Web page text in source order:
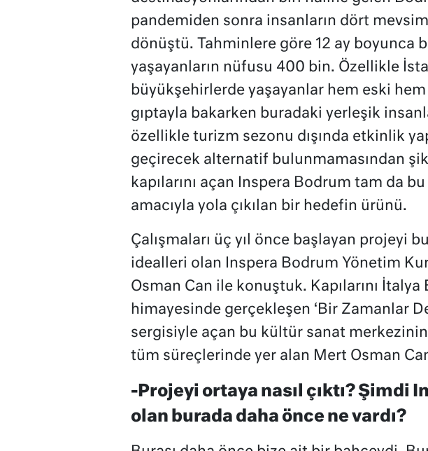
pandemiden sonra insanların dört mevsim
dönüştü. Tahminlere göre 12 ay boyunca
yaşayanların nüfusu 400 bin. Özellikle
büyükşehirlerde yaşayanlar hem eski
gıptayla bakarken buradaki yerleşik
özellikle turizm sezonu dışında etkinlik
geçirecek alternatif bulunmamasından
kapılarını açan Inspera Bodrum tam da
amacıyla yola çıkılan bir hedefin ürünü.
Çalışmaları üç yıl önce başlayan projeyi
idealleri olan Inspera Bodrum Yönetim
Osman Can ile konuştuk. Kapılarını
himayesinde gerçekleşen ‘Bir Zamanlar
sergisiyle açan bu kültür sanat
tüm süreçlerinde yer alan Mert Osman
-Projeyi ortaya nasıl çıktı? Şimdi
olan burada daha önce ne vardı?